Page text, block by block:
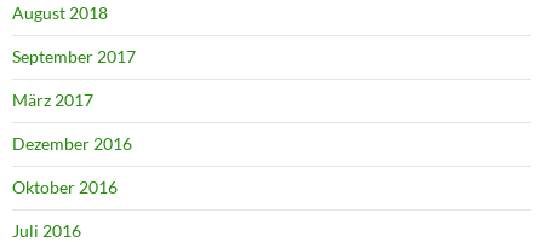
August 2018
September 2017
März 2017
Dezember 2016
Oktober 2016
Juli 2016